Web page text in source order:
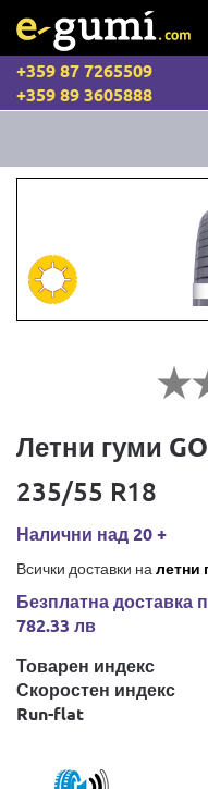
+359 87 7265509
+359 89 3605888
Летни гуми
235/55 R18
Налични над 20 +
Всички доставки на летни
Безплатна доставка
782.33 лв
Товарен индекс
Скоростен индекс
Run-flat